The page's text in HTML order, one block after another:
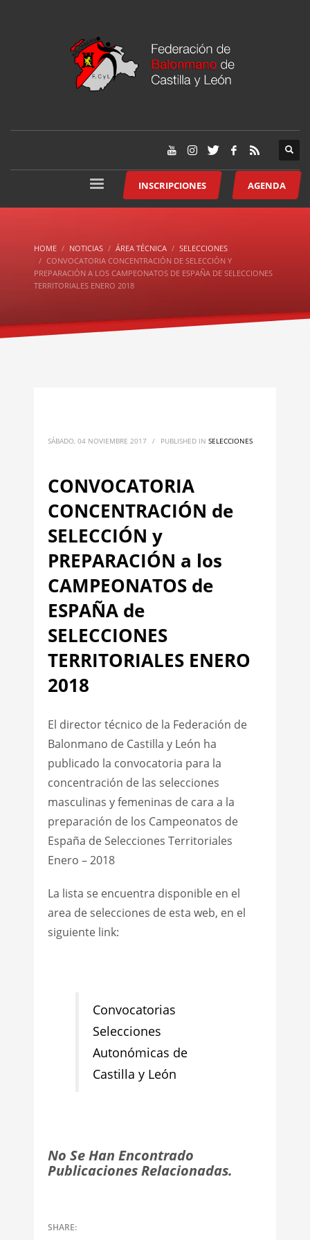
INSCRIPCIONES AGENDA
HOME NOTICIAS ÁREA TÉCNICA
SELECCIONES
CONVOCATORIA CONCENTRACIÓN DE SELECCIÓN Y
PREPARACIÓN A LOS CAMPEONATOS DE ESPAÑA DE SELECCIONES
TERRITORIALES ENERO 2018
SÁBADO, 04 NOVIEMBRE 2017 / PUBLISHED IN SELECCIONES
CONVOCATORIA
CONCENTRACIÓN de
SELECCIÓN y
PREPARACIÓN a los
CAMPEONATOS de
ESPAÑA de
SELECCIONES
TERRITORIALES ENERO
2018
El director técnico de la Federación de
Balonmano de Castilla y León ha
publicado la convocatoria para la
concentración de las selecciones
masculinas y femeninas de cara a la
preparación de los Campeonatos de
España de Selecciones Territoriales
Enero – 2018
La lista se encuentra disponible en el
area de selecciones de esta web, en el
siguiente link:
Convocatorias
Selecciones
Autonómicas de
Castilla y León
No Se Han Encontrado
Publicaciones Relacionadas.